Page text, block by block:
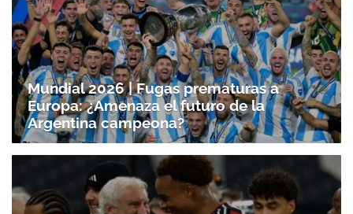
Mundial 2026 | Fugas prematuras a
Europa: ¿Amenaza el futuro de la
Argentina campeona?